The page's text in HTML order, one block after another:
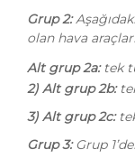
Grup 2:
olan hava
Alt grup 2a:tek
2) Alt grup 2b:
3) Alt grup 2c:
Grup 3:Grup